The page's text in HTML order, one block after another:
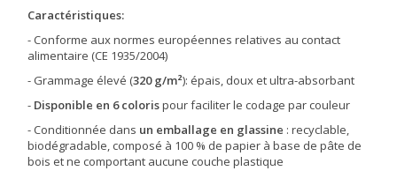
Caractéristiques:
- Conforme aux normes européennes relatives au contact
alimentaire (CE 1935/2004)
- Grammage élevé (320 g/m²): épais, doux et ultra-absorbant
- Disponible en 6 colorispour faciliter le codage par couleur
- Conditionnée dans un emballage en glassine : recyclable,
biodégradable, composé à 100 % de papier à base de pâte de
bois et ne comportant aucune couche plastique